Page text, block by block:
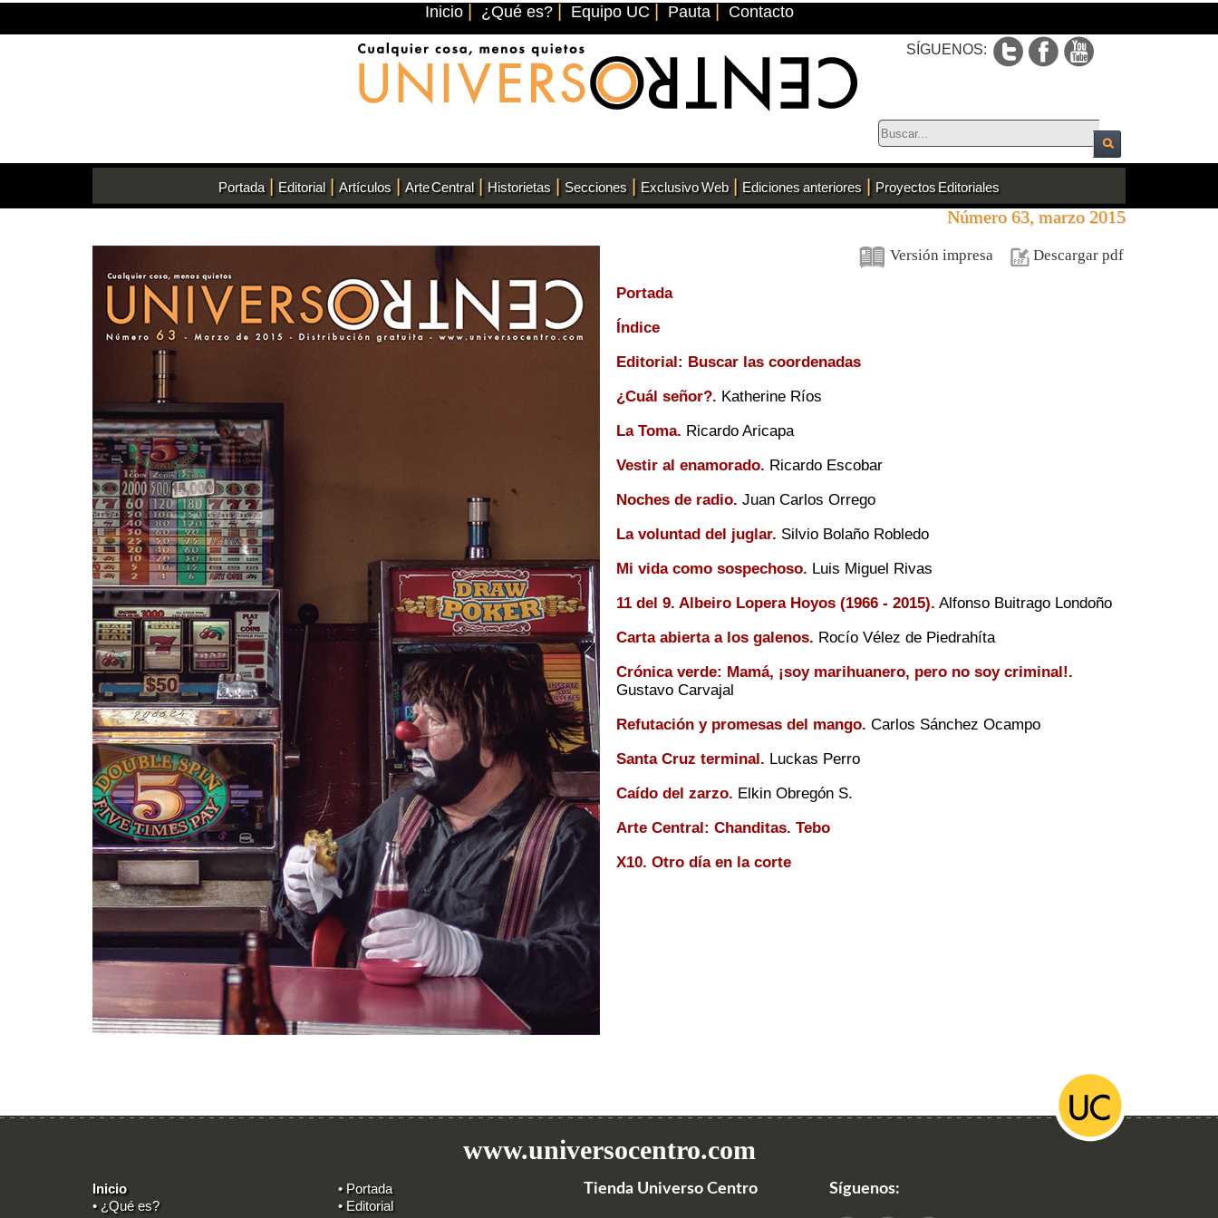
Inicio ¿Qué es? Equipo UC Pauta Contacto
SÍGUENOS:
Portada | Editorial | Artículos | Arte Central | Historietas | Secciones | Exclusivo Web | Ediciones anteriores | Proyectos Editoriales
Número 63, marzo 2015
Versión impresa Descargar pdf
Portada
Índice
Editorial: Buscar las coordenadas
¿Cuál señor?. Katherine Ríos
La Toma. Ricardo Aricapa
Vestir al enamorado. Ricardo Escobar
Noches de radio. Juan Carlos Orrego
La voluntad del juglar. Silvio Bolaño Robledo
Mi vida como sospechoso. Luis Miguel Rivas
11 del 9. Albeiro Lopera Hoyos (1966 - 2015). Alfonso Buitrago Londoño
Carta abierta a los galenos. Rocío Vélez de Piedrahíta
Crónica verde: Mamá, ¡soy marihuanero, pero no soy criminal!.
Gustavo Carvajal
Refutación y promesas del mango. Carlos Sánchez Ocampo
Santa Cruz terminal. Luckas Perro
Caído del zarzo. Elkin Obregón S.
Arte Central: Chanditas. Tebo
X10. Otro día en la corte
www.universocentro.com
Inicio
• ¿Qué es?
• Portada
• Editorial
Tienda Universo Centro Síguenos: